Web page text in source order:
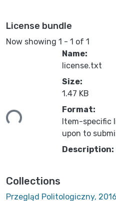
License bundle
Now showing 1 - 1 of 1
Name:
license.txt
Size:
1.47 KB
Format:
Item-specific
upon to
Description:
Collections
Przegląd Politologiczny,